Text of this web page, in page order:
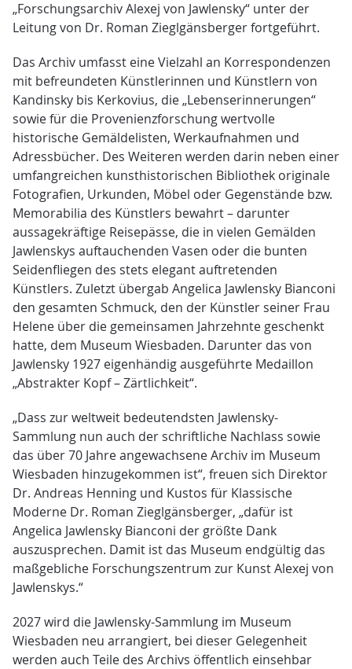
„Forschungsarchiv Alexej von Jawlensky“ unter der
Leitung von Dr. Roman Zieglgänsberger fortgeführt.
Das Archiv umfasst eine Vielzahl an Korrespondenzen
mit befreundeten Künstlerinnen und Künstlern von
Kandinsky bis Kerkovius, die „Lebenserinnerungen“
sowie für die Provenienzforschung wertvolle
historische Gemäldelisten, Werkaufnahmen und
Adressbücher. Des Weiteren werden darin neben einer
umfangreichen kunsthistorischen Bibliothek originale
Fotografien, Urkunden, Möbel oder Gegenstände bzw.
Memorabilia des Künstlers bewahrt – darunter
aussagekräftige Reisepässe, die in vielen Gemälden
Jawlenskys auftauchenden Vasen oder die bunten
Seidenfliegen des stets elegant auftretenden
Künstlers. Zuletzt übergab Angelica Jawlensky Bianconi
den gesamten Schmuck, den der Künstler seiner Frau
Helene über die gemeinsamen Jahrzehnte geschenkt
hatte, dem Museum Wiesbaden. Darunter das von
Jawlensky 1927 eigenhändig ausgeführte Medaillon
„Abstrakter Kopf – Zärtlichkeit“.
„Dass zur weltweit bedeutendsten Jawlensky-
Sammlung nun auch der schriftliche Nachlass sowie
das über 70 Jahre angewachsene Archiv im Museum
Wiesbaden hinzugekommen ist“, freuen sich Direktor
Dr. Andreas Henning und Kustos für Klassische
Moderne Dr. Roman Zieglgänsberger, „dafür ist
Angelica Jawlensky Bianconi der größte Dank
auszusprechen. Damit ist das Museum endgültig das
maßgebliche Forschungszentrum zur Kunst Alexej von
Jawlenskys.“
2027 wird die Jawlensky-Sammlung im Museum
Wiesbaden neu arrangiert, bei dieser Gelegenheit
werden auch Teile des Archivs öffentlich einsehbar